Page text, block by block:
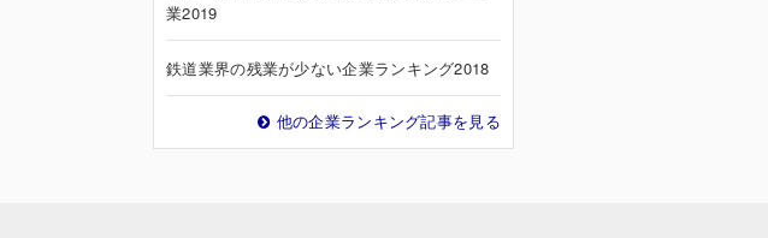
業2019
鉄道業界の残業が少ない企業ランキング2018
他の企業ランキング記事を見る